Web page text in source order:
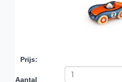
Prijs:
Aantal